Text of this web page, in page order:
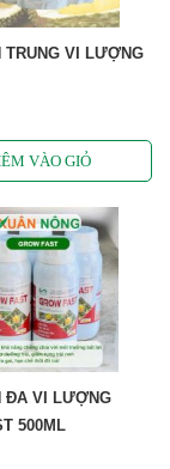
TRUNG VI LƯỢNG
500ML